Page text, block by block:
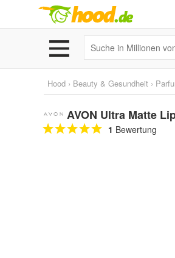
Hood › Beauty & Gesundheit ›
AVON Ultra Matte
1 Bewertung